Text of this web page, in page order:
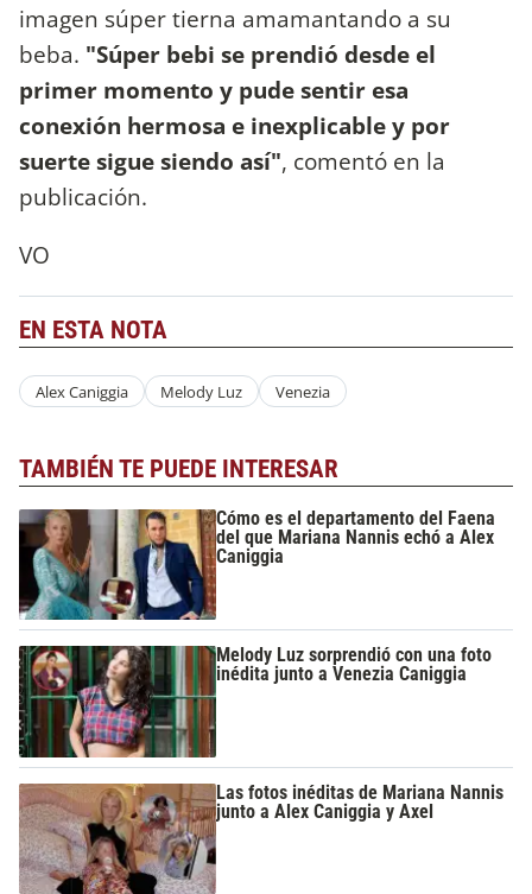
imagen súper tierna amamantando a su
beba. "Súper bebi se prendió desde el
primer momento y pude sentir esa
conexión hermosa e inexplicable y por
suerte sigue siendo así", comentó en la
publicación.
VO
EN ESTA NOTA
Alex Caniggia Melody Luz Venezia
TAMBIÉN TE PUEDE INTERESAR
Cómo es el departamento del Faena
del que Mariana Nannis echó a Alex
Caniggia
Melody Luz sorprendió con una foto
inédita junto a Venezia Caniggia
Las fotos inéditas de Mariana Nannis
junto a Alex Caniggia y Axel